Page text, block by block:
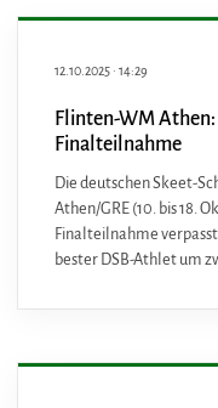
12.10.2025 · 14:29
Flinten-WM
Finalteilnahme
Die deutschen Skeet-
Athen/GRE (10. bis 18.
Finalteilnahme
bester DSB-Athlet um